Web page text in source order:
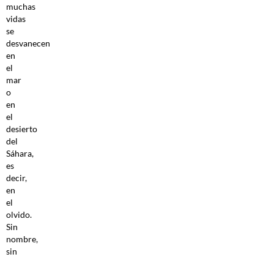
muchas
vidas
se
desvanecen
en
el
mar
o
en
el
desierto
del
Sáhara,
es
decir,
en
el
olvido.
Sin
nombre,
sin